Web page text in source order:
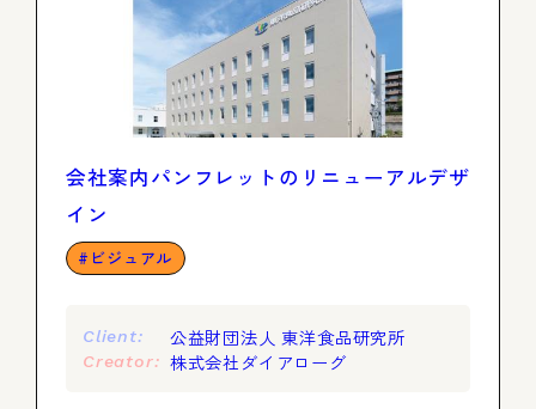
会社案内パンフレットのリニューアルデザ
イン
ビジュアル
Client: 公益財団法人 東洋食品研究所
Creator: 株式会社ダイアローグ